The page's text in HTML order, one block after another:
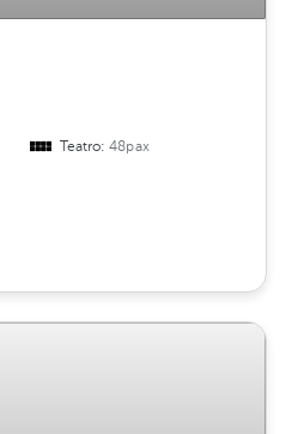
Teatro:48pax